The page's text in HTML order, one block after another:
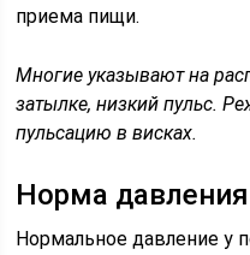
приема пищи.
Многие указывают на
затылке, низкий пульс.
пульсацию в висках.
Норма давления
Нормальное давление у